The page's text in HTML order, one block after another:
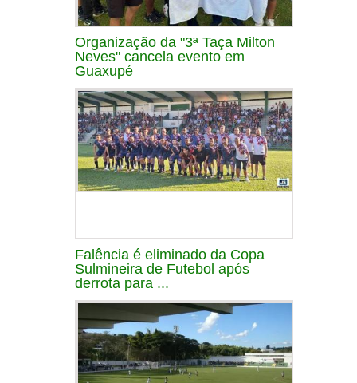
Organização da "3ª Taça Milton
Neves" cancela evento em
Guaxupé
Falência é eliminado da Copa
Sulmineira de Futebol após
derrota para ...